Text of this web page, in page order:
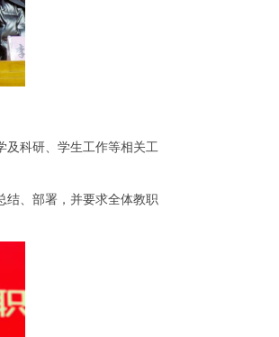
及科研、学生工作等相关工
结、部署，并要求全体教职